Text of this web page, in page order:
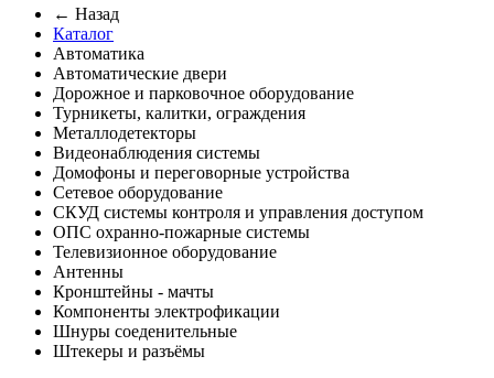
← Назад
Каталог
Автоматика
Автоматические двери
Дорожное и парковочное оборудование
Турникеты, калитки, ограждения
Металлодетекторы
Видеонаблюдения cистемы
Домофоны и переговорные устройства
Сетевое оборудование
СКУД системы контроля и управления доступом
ОПС охранно-пожарные системы
Телевизионное оборудование
Антенны
Кронштейны - мачты
Компоненты электрофикации
Шнуры соеденительные
Штекеры и разъёмы